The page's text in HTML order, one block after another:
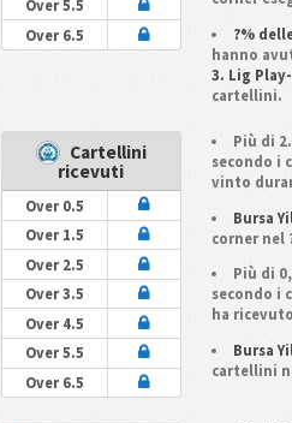
Over 5.5
Over 6.5
?%
hanno
3. Lig
cartellini.
Cartellini
ricevuti
Over 0.5
Over 1.5
Over 2.5
Over 3.5
Over 4.5
Over 5.5
Over 6.5
Più di
secondo i
vinto
Bursa
corner nel
Più di
secondo i
ha
Bursa
cartellini